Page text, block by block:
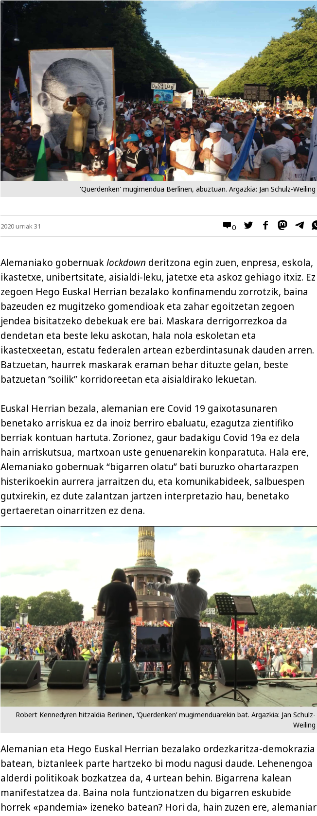
'Querdenken' mugimendua Berlinen, abuztuan. Argazkia: Jan Schulz-Weiling
0
2020 urriak 31
Alemaniako gobernuaklockdown deritzona egin zuen, enpresa, eskola,
ikastetxe, unibertsitate, aisialdi-leku, jatetxe eta askoz gehiago itxiz. Ez
zegoen Hego Euskal Herrian bezalako konfinamendu zorrotzik, baina
bazeuden ez mugitzeko gomendioak eta zahar egoitzetan zegoen
jendea bisitatzeko debekuak ere bai. Maskara derrigorrezkoa da
dendetan eta beste leku askotan, hala nola eskoletan eta
ikastetxeetan, estatu federalen artean ezberdintasunak dauden arren.
Batzuetan, haurrek maskarak eraman behar dituzte gelan, beste
batzuetan “soilik” korridoreetan eta aisialdirako lekuetan.
Euskal Herrian bezala, alemanian ere Covid 19 gaixotasunaren
benetako arriskua ez da inoiz berriro ebaluatu, ezagutza zientifiko
berriak kontuan hartuta. Zorionez, gaur badakigu Covid 19a ez dela
hain arriskutsua, martxoan uste genuenarekin konparatuta. Hala ere,
Alemaniako gobernuak “bigarren olatu” bati buruzko ohartarazpen
histerikoekin aurrera jarraitzen du, eta komunikabideek, salbuespen
gutxirekin, ez dute zalantzan jartzen interpretazio hau, benetako
gertaeretan oinarritzen ez dena.
Robert Kennedyren hitzaldia Berlinen, ‘Querdenken’ mugimenduarekin bat. Argazkia: Jan Schulz-
Weiling
Alemanian eta Hego Euskal Herrian bezalako ordezkaritza-demokrazia
batean, biztanleek parte hartzeko bi modu nagusi daude. Lehenengoa
alderdi politikoak bozkatzea da, 4 urtean behin. Bigarrena kalean
manifestatzea da. Baina nola funtzionatzen du bigarren eskubide
horrek «pandemia» izeneko batean? Hori da, hain zuzen ere, alemaniar